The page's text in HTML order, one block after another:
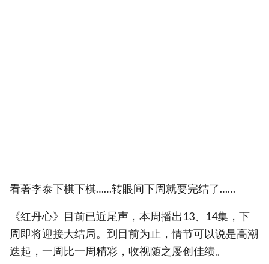
看著李泰下棋下棋……转眼间下周就要完结了……
《红丹心》目前已近尾声，本周播出13、14集，下
周即将迎接大结局。到目前为止，情节可以说是高潮
迭起，一周比一周精彩，收视随之屡创佳绩。